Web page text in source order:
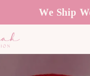
We Ship Worldwide!